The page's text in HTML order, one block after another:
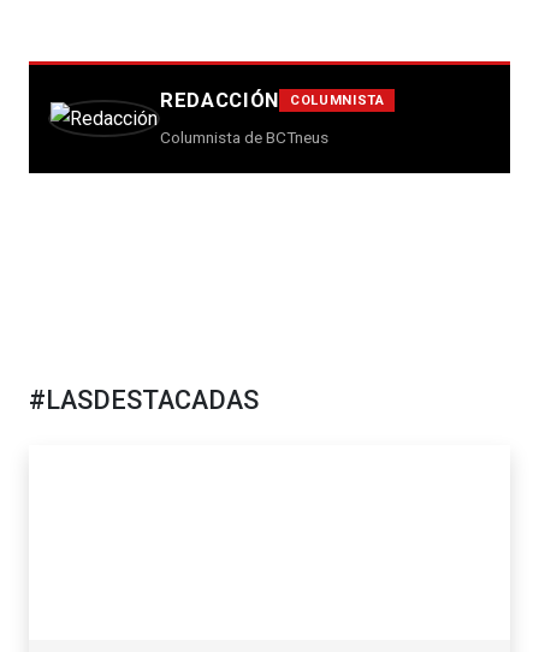
REDACCIÓN COLUMNISTA
Columnista de BCTneus
#LASDESTACADAS